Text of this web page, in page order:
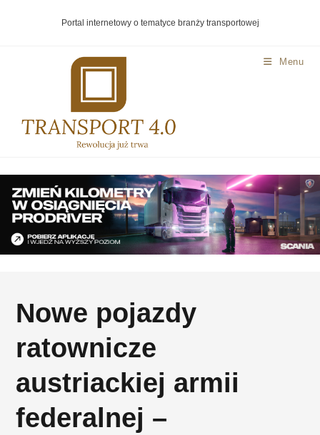
Portal internetowy o tematyce branży transportowej
Menu
Nowe pojazdy
ratownicze
austriackiej armii
federalnej –